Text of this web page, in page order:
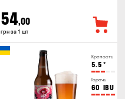
54,00
грн за 1 шт
Крепость
5.5 °
Горечь
60 IBU